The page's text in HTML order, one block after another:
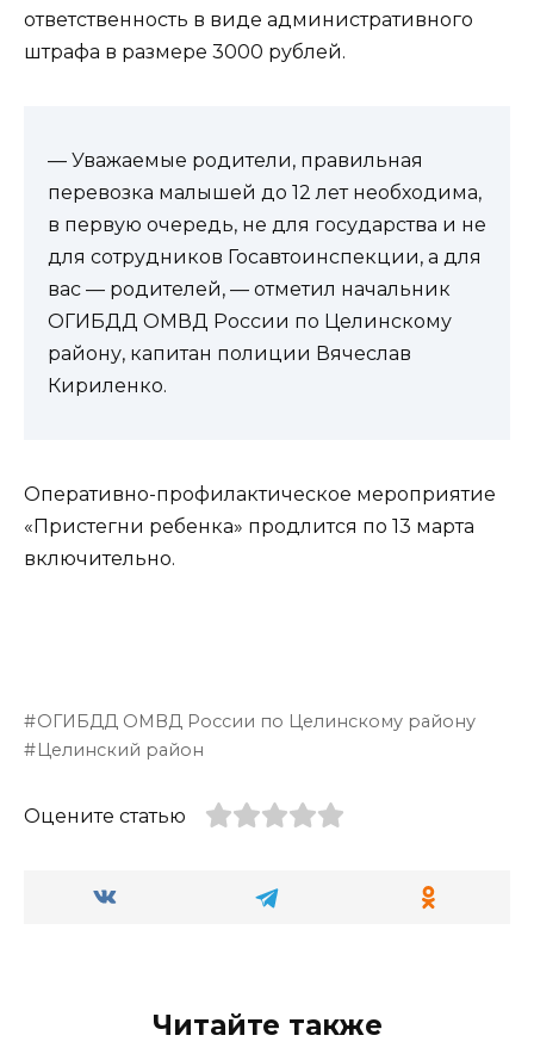
ответственность в виде административного
штрафа в размере 3000 рублей.
— Уважаемые родители, правильная
перевозка малышей до 12 лет необходима,
в первую очередь, не для государства и не
для сотрудников Госавтоинспекции, а для
вас — родителей, — отметил начальник
ОГИБДД ОМВД России по Целинскому
району, капитан полиции Вячеслав
Кириленко.
Оперативно-профилактическое мероприятие
«Пристегни ребенка» продлится по 13 марта
включительно.
ОГИБДД ОМВД России по Целинскому району
Целинский район
Оцените статью
Читайте также